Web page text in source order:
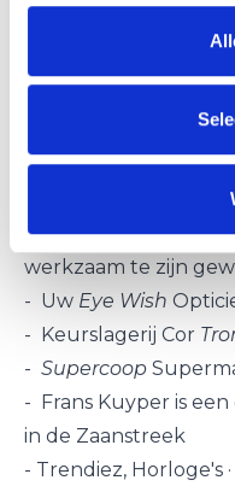
Cult, Diesel, Develab...
,
producten...
vanWormerveer!
werkzaam te zijn
- Uw Eye Wish
- Keurslagerij Cor
- Supercoop
- Frans Kuyper is
in de Zaanstreek
- Trendiez, Horloge's ·